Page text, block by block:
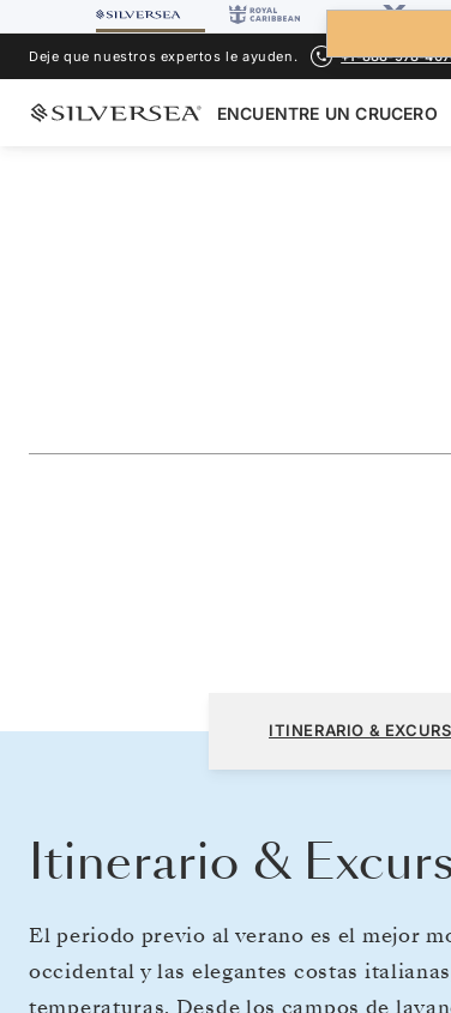
Deje que nuestros expertos le ayuden.
+1-888-978-
ENCUENTRE UN CRUCERO
Niza a Niza ITINERARIO &
Itinerario &
El periodo previo al verano es el mejor
occidental y las elegantes costas
temperaturas. Desde los campos de